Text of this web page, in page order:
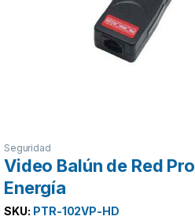
Seguridad
Video Balún de Red
Energía
SKU: PTR-102VP-HD